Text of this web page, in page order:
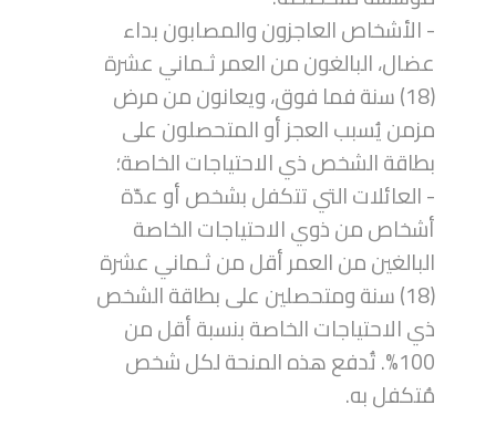
- الأشخاص العاجزون والمصابون بداء
عضال، البالغون من العمر ثـماني عشرة
(18) سنة فما فوق، ويعانون من مرض
مزمن يُسبب العجز أو المتحصلون على
بطاقة الشخص ذي الاحتياجات الخاصة؛
- العائلات التي تتكفل بشخص أو عدّة
أشخاص من ذوي الاحتياجات الخاصة
البالغين من العمر أقل من ثـماني عشرة
(18) سنة ومتحصلين على بطاقة الشخص
ذي الاحتياجات الخاصة بنسبة أقل من
100%. تُدفع هذه المنحة لكل شخص
مُتكفل به.